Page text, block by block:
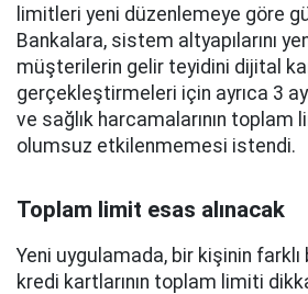
limitleri yeni düzenlemeye göre
Bankalara, sistem altyapılarını
müşterilerin gelir teyidini dijital
gerçekleştirmeleri için ayrıca 3
ve sağlık harcamalarının toplam
olumsuz etkilenmemesi istendi.
Toplam limit esas alınacak
Yeni uygulamada, bir kişinin
kredi kartlarının toplam limiti